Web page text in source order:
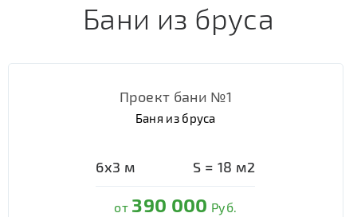
Бани из бруса
Проект бани №1
Баня из бруса
6х3 м S = 18 м2
от 390 000 Руб.